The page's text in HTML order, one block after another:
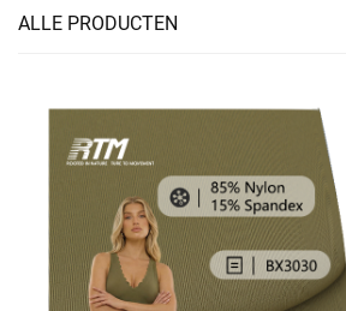
ALLE PRODUCTEN